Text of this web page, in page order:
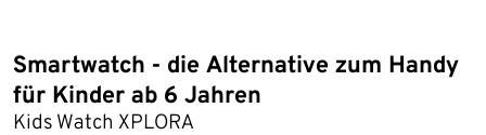
Smartwatch - die Alternative zum Handy
für Kinder ab 6 Jahren
Kids Watch XPLORA